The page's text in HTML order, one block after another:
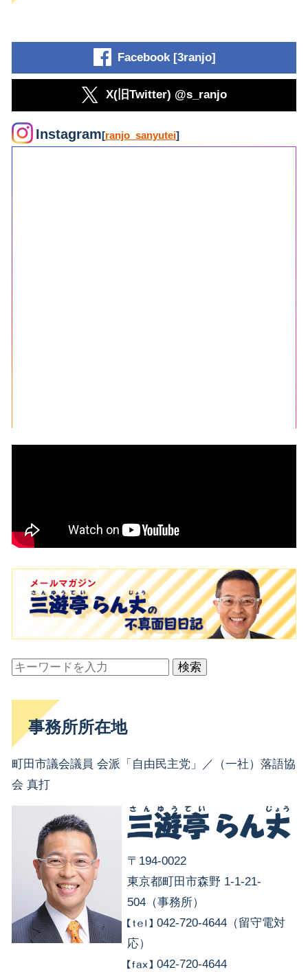
Facebook [3ranjo]
X(旧Twitter) @s_ranjo
Instagram[ranjo_sanyutei]
検索
事務所所在地
町田市議会議員 会派「自由民主党」／（一社）落語協
会 真打
〒194-0022
東京都町田市森野 1-1-21-
504（事務所）
042-720-4644（留守電対
応）
042-720-4644